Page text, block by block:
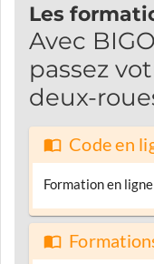
Les
Avec
passez
deux-
Code en
Formation en